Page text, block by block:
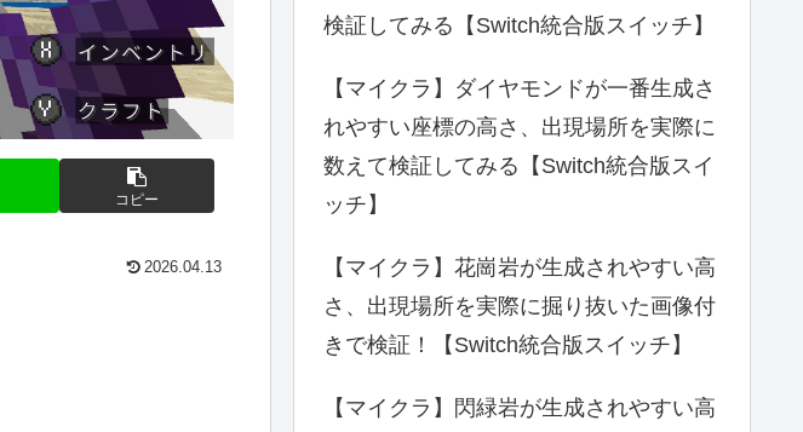
コピー
2026.04.13
検証してみる【Switch統合版スイッチ】
【マイクラ】ダイヤモンドが一番生成さ
れやすい座標の高さ、出現場所を実際に
数えて検証してみる【Switch統合版スイ
ッチ】
【マイクラ】花崗岩が生成されやすい高
さ、出現場所を実際に掘り抜いた画像付
きで検証！【Switch統合版スイッチ】
【マイクラ】閃緑岩が生成されやすい高